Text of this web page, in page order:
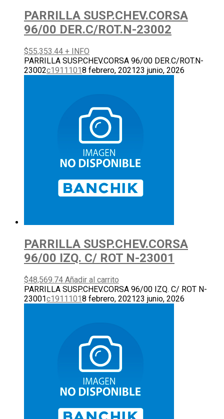
PARRILLA SUSP.CHEV.CORSA
96/00 DER.C/ROT.N-23002
$55,353.44 + INFO
PARRILLA SUSP.CHEV.CORSA 96/00 DER.C/ROT.N-
23002c19111018 febrero, 202123 junio, 2026
PARRILLA SUSP.CHEV.CORSA
96/00 IZQ. C/ ROT N-23001
$48,569.74 Añadir al carrito
PARRILLA SUSP.CHEV.CORSA 96/00 IZQ. C/ ROT N-
23001c19111018 febrero, 202123 junio, 2026